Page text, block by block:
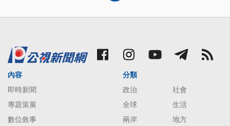
內容
即時新聞
專題策展
數位敘事
分類
政治
社會
全球
生活
兩岸
地方